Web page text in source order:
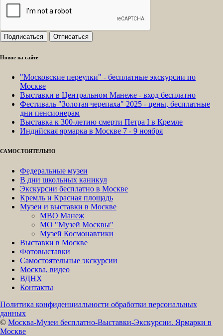
Новое на сайте
"Московские переулки" - бесплатные экскурсии по
Москве
Выставки в Центральном Манеже - вход бесплатно
Фестиваль "Золотая черепаха" 2025 - цены, бесплатные
дни пенсионерам
Выставка к 300-летию смерти Петра I в Кремле
Индийская ярмарка в Москве 7 - 9 ноября
САМОСТОЯТЕЛЬНО
Федеральные музеи
В дни школьных каникул
Экскурсии бесплатно в Москве
Кремль и Красная площадь
Музеи и выставки в Москве
МВО Манеж
МО "Музей Москвы"
Музей Космонавтики
Выставки в Москве
Фотовыставки
Самостоятельные экскурсии
Москва, видео
ВДНХ
Контакты
Политика конфиденциальности обработки персональных
данных
© Москва-Музеи бесплатно-Выставки-Экскурсии. Ярмарки в
Москве